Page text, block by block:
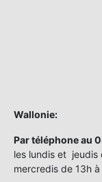
Wallonie:
Par téléphone au
les lundis et jeudis
mercredis de 13h à